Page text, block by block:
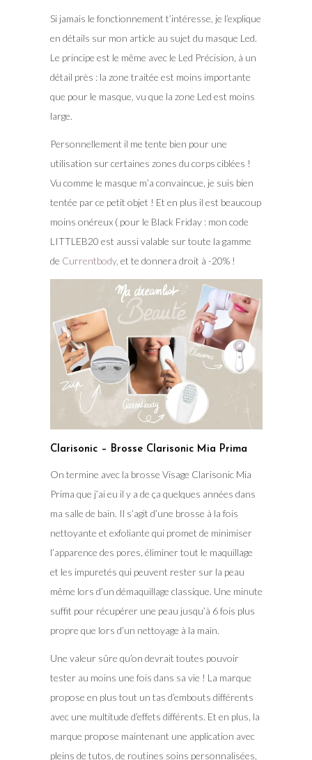
Si jamais le fonctionnement t’intéresse, je l’explique
en détails sur mon article au sujet du masque Led.
Le principe est le même avec le Led Précision, à un
détail près : la zone traitée est moins importante
que pour le masque, vu que la zone Led est moins
large.
Personnellement il me tente bien pour une
utilisation sur certaines zones du corps ciblées !
Vu comme le masque m’a convaincue, je suis bien
tentée par ce petit objet ! Et en plus il est beaucoup
moins onéreux ( pour le Black Friday : mon code
LITTLEB20 est aussi valable sur toute la gamme
de Currentbody, et te donnera droit à -20% !
Clarisonic – Brosse Clarisonic Mia Prima
On termine avec la brosse Visage Clarisonic Mia
Prima que j’ai eu il y a de ça quelques années dans
ma salle de bain. Il s’agit d’une brosse à la fois
nettoyante et exfoliante qui promet de minimiser
l’apparence des pores, éliminer tout le maquillage
et les impuretés qui peuvent rester sur la peau
même lors d’un démaquillage classique. Une minute
suffit pour récupérer une peau jusqu’à 6 fois plus
propre que lors d’un nettoyage à la main.
Une valeur sûre qu’on devrait toutes pouvoir
tester au moins une fois dans sa vie ! La marque
propose en plus tout un tas d’embouts différents
avec une multitude d’effets différents. Et en plus, la
marque propose maintenant une application avec
pleins de tutos, de routines soins personnalisées,